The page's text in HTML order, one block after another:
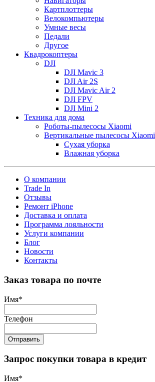
Картплоттеры
Велокомпьютеры
Умные весы
Педали
Другое
Квадрокоптеры
DJI
DJI Mavic 3
DJI Air 2S
DJI Mavic Air 2
DJI FPV
DJI Mini 2
Техника для дома
Роботы-пылесосы Xiaomi
Вертикальные пылесосы Xiaomi
Сухая уборка
Влажная уборка
О компании
Trade In
Отзывы
Ремонт iPhone
Доставка и оплата
Программа лояльности
Услуги компании
Блог
Новости
Контакты
Заказ товара по почте
Имя*
Телефон
Отправить
Запрос покупки товара в кредит
Имя*